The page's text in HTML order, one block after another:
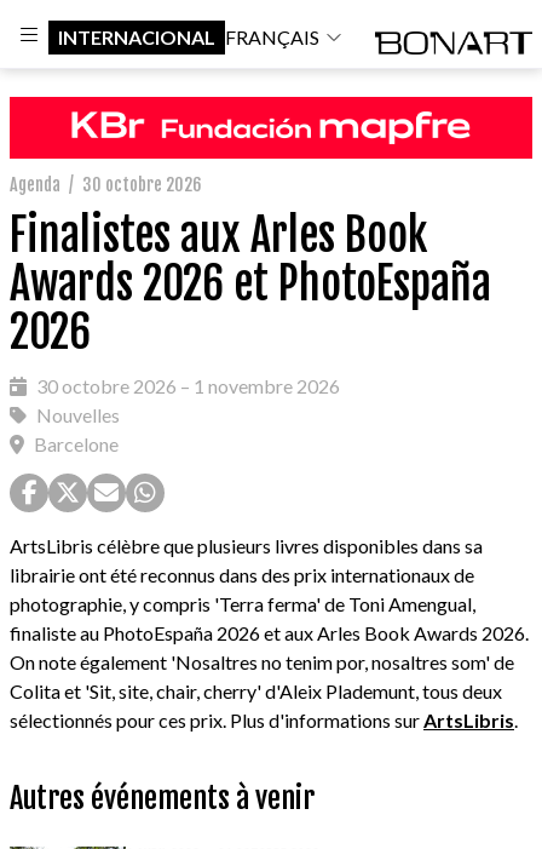
INTERNACIONAL FRANÇAIS
Agenda / 30 octobre 2026
Finalistes aux Arles Book
Awards 2026 et PhotoEspaña
2026
30 octobre 2026 – 1 novembre 2026
Nouvelles
Barcelone
ArtsLibris célèbre que plusieurs livres disponibles dans sa
librairie ont été reconnus dans des prix internationaux de
photographie, y compris 'Terra ferma' de Toni Amengual,
finaliste au PhotoEspaña 2026 et aux Arles Book Awards 2026.
On note également 'Nosaltres no tenim por, nosaltres som' de
Colita et 'Sit, site, chair, cherry' d'Aleix Plademunt, tous deux
sélectionnés pour ces prix. Plus d'informations sur ArtsLibris
Autres événements à venir